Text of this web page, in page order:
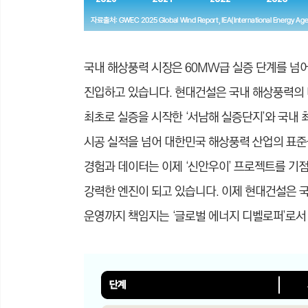
국내 해상풍력 시장은 60MW급 실증 단계를
진입하고 있습니다. 현대건설은 국내 해상풍력
최초로 실증을 시작한 ‘서남해 실증단지’와 국
시공 실적을 넘어 대한민국 해상풍력 산업의 표
경험과 데이터는 이제 ‘신안우이’ 프로젝트를
강력한 엔진이 되고 있습니다. 이제 현대건설은
운영까지 책임지는 ‘글로벌 에너지 디벨로퍼’